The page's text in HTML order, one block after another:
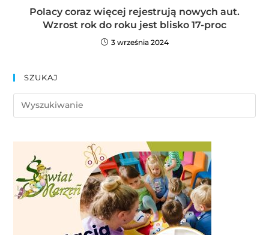
Polacy coraz więcej rejestrują nowych aut.
Wzrost rok do roku jest blisko 17-proc
3 września 2024
SZUKAJ